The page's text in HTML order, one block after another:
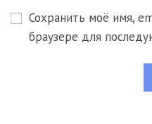
веб-
сайта
Сохранить моё имя,
браузере для